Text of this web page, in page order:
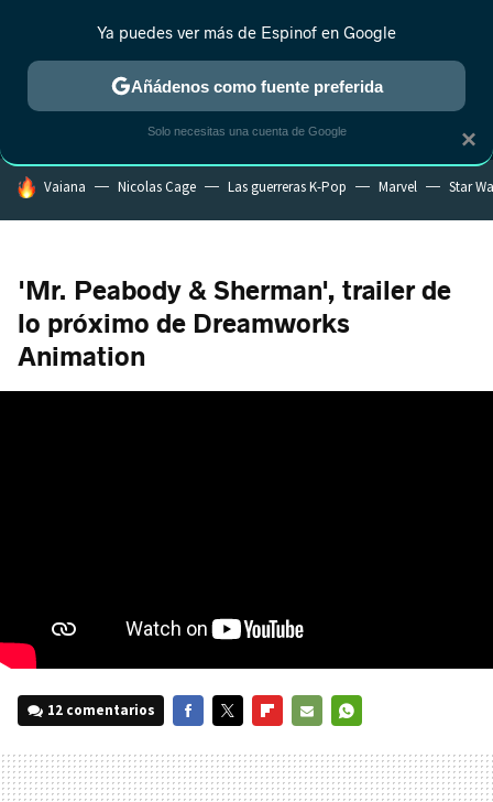
MENÚ NUEVO
ESTRENOS REALITY ANIME RANKINGS CINE
HOY SE HABLA DE
Vaiana Nicolas Cage Las guerreras K-Pop Marvel Star
'Mr. Peabody & Sherman', trailer de
lo próximo de Dreamworks
Animation
12 comentarios
MAIL
×
Ya puedes ver más de Espinof en Google
Añádenos como fuente preferida
Solo necesitas una cuenta de Google